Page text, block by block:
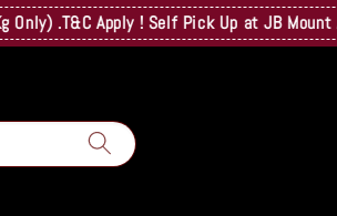
.T&C Apply ! Self Pick Up at JB Mount